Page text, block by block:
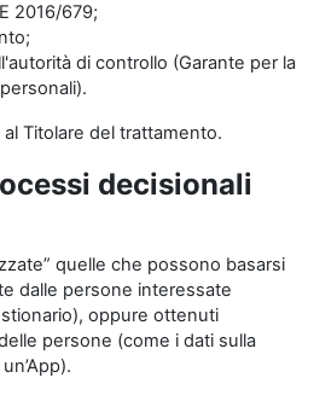
2016/679;
di controllo (Garante per la
Titolare del trattamento.
decisionali
quelle che possono basarsi
dalle persone interessate
oppure ottenuti
persone (come i dati sulla